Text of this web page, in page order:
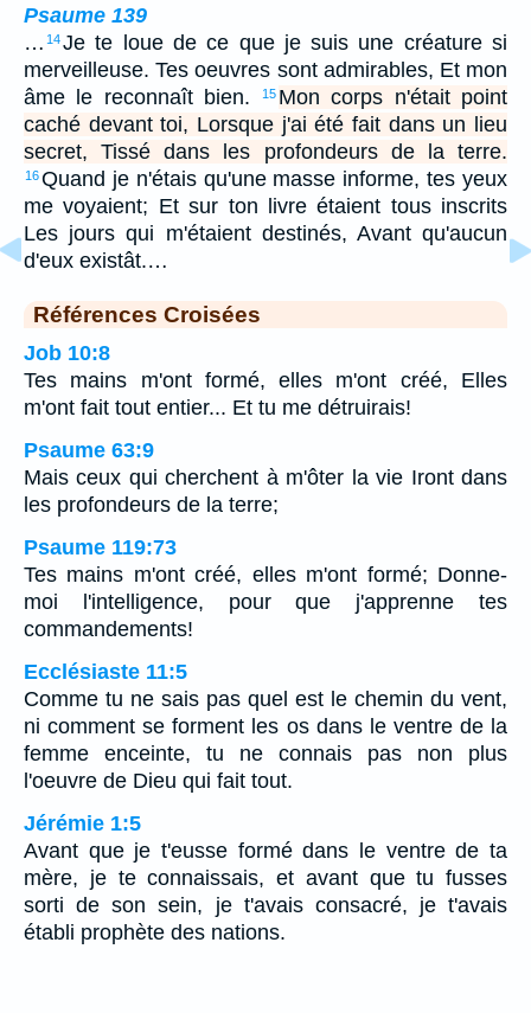
Psaume 139
… 14Je te loue de ce que je suis une créature si
merveilleuse. Tes oeuvres sont admirables, Et mon
âme le reconnaît bien.
15 Mon corps n'était point
caché devant toi, Lorsque j'ai été fait dans un lieu
secret, Tissé dans les profondeurs de la terre.
16Quand je n'étais qu'une masse informe, tes yeux
me voyaient; Et sur ton livre étaient tous inscrits
Les jours qui m'étaient destinés, Avant qu'aucun
d'eux existât.…
Références Croisées
Job 10:8
Tes mains m'ont formé, elles m'ont créé, Elles
m'ont fait tout entier... Et tu me détruirais!
Psaume 63:9
Mais ceux qui cherchent à m'ôter la vie Iront dans
les profondeurs de la terre;
Psaume 119:73
Tes mains m'ont créé, elles m'ont formé; Donne-
moi l'intelligence, pour que j'apprenne tes
commandements!
Ecclésiaste 11:5
Comme tu ne sais pas quel est le chemin du vent,
ni comment se forment les os dans le ventre de la
femme enceinte, tu ne connais pas non plus
l'oeuvre de Dieu qui fait tout.
Jérémie 1:5
Avant que je t'eusse formé dans le ventre de ta
mère, je te connaissais, et avant que tu fusses
sorti de son sein, je t'avais consacré, je t'avais
établi prophète des nations.